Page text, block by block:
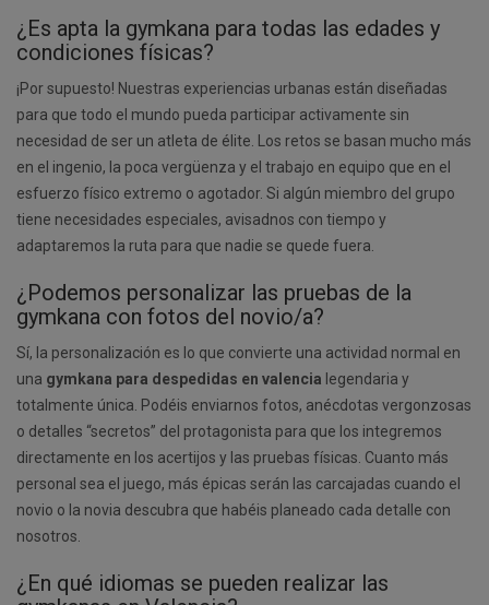
¿Es apta la gymkana para todas las edades y
condiciones físicas?
¡Por supuesto! Nuestras experiencias urbanas están diseñadas
para que todo el mundo pueda participar activamente sin
necesidad de ser un atleta de élite. Los retos se basan mucho más
en el ingenio, la poca vergüenza y el trabajo en equipo que en el
esfuerzo físico extremo o agotador. Si algún miembro del grupo
tiene necesidades especiales, avisadnos con tiempo y
adaptaremos la ruta para que nadie se quede fuera.
¿Podemos personalizar las pruebas de la
gymkana con fotos del novio/a?
Sí, la personalización es lo que convierte una actividad normal en
una gymkana para despedidas en valencia legendaria y
totalmente única. Podéis enviarnos fotos, anécdotas vergonzosas
o detalles “secretos” del protagonista para que los integremos
directamente en los acertijos y las pruebas físicas. Cuanto más
personal sea el juego, más épicas serán las carcajadas cuando el
novio o la novia descubra que habéis planeado cada detalle con
nosotros.
¿En qué idiomas se pueden realizar las